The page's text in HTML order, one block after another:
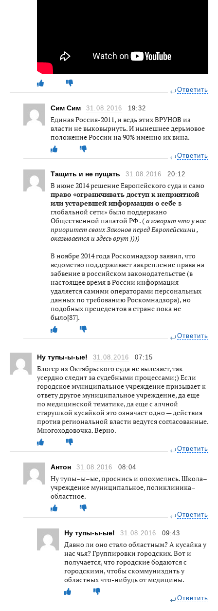
Ответить
Сим Сим 31.08.2016 19:32
Единая Россия-2011, и ведь этих ВРУНОВ из
власти не выковырнуть. И нынешнее дерьмовое
положение России на 90% именно их вина.
Ответить
Тащить и не пущать 31.08.2016 20:12
В июне 2014 решение Европейского суда и само
право «ограничивать доступ к неприятной
или устаревшей информации о себе в
глобальной сети» было поддержано
Общественной палатой РФ . (а говорят что у нас
приоритет своих Законов перед Европейскими ,
оказывается и здесь врут ))))
В ноябре 2014 года Роскомнадзор заявил, что
ведомство поддерживает закрепление права на
забвение в российском законодательстве (в
настоящее время в России информация
удаляется самими операторами персональных
данных по требованию Роскомнадзора), но
подобных прецедентов в стране пока не
было[87].
Ответить
Ну тупы-ы-ые! 31.08.2016 07:15
Блогер из Октябрьского суда не вылезает, так
усердно следит за судебными процессами;) Если
городское муниципальное учреждение призывает к
ответу другое муниципальное учреждение, да еще
по медицинской тематике, да еще с алчной
старушкой кусайкой это означает одно — действия
против региональной власти ведутся согласованные.
Многоходовочка. Верно.
Ответить
Антон 31.08.2016 08:04
Ну тупы–ы–ые, проснись и опохмелись. Школа–
учреждение муниципальное, поликлиника–
областное.
Ответить
Ну тупы-ы-ые! 31.08.2016 09:43
Давно ли оно стало областным? А кусайка у
нас чья? Группировки городских. Вот и
получается, что городские бодаются с
городскими, чтобы скоммуниздить у
областных что-нибудь от медицины.
Ответить